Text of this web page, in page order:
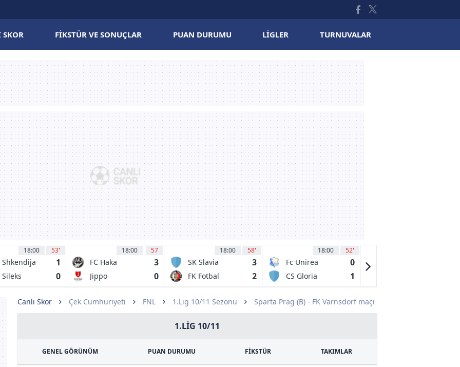
SKOR FIKSTÜR VE SONUÇLAR PUAN DURUMU LIGLER TURNUVALAR
18:00 53'
Shkendija
1
Sileks
0
18:00 57
FC Haka
Valkeakoski
3
Jippo 0
18:00 58'
SK Slavia
Prague B
3
FK Fotbal
2
18:00 52'
Fc Unirea
2004 Slobozia
0
CS Gloria
1
Canlı Skor Çek Cumhuriyeti FNL 1.Lig 10/11 Sezonu Sparta Prag (B) - FK Varnsdorf maçı
1.LIG 10/11
GENEL GÖRÜNÜM PUAN DURUMU FİKSTÜR TAKIMLAR